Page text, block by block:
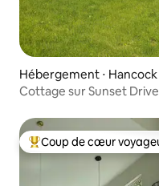
Hébergement ⋅ Hancock
Cottage sur Sunset Drive
Coups de cœur
Coup de cœur